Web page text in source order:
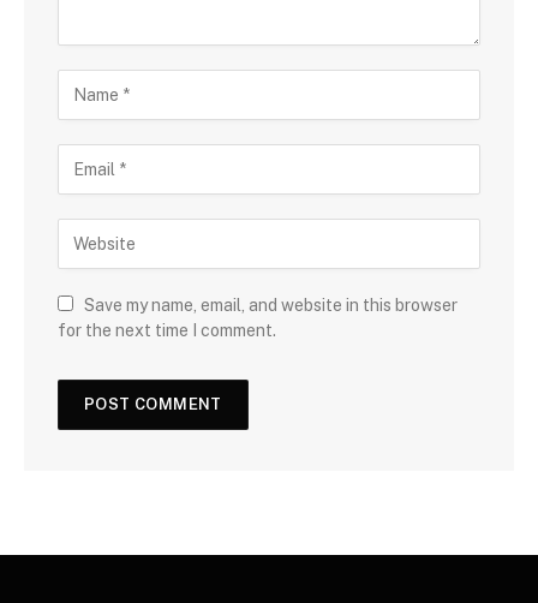
Save my name, email, and website in this browser
for the next time I comment.